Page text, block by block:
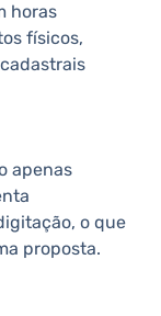
horas
físicos,
apenas
o que
proposta.